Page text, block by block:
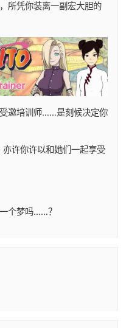
所凭你装离一副宏大胆的
邀培训师……是刻候决定你
许你许以和她们一起享受
个梦吗……？